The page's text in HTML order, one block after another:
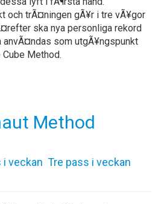
och trÃ¤ningen gÃ¥r i tre vÃ¥gor
ska nya personliga rekord
som utgÃ¥ngspunkt
Method.
Method
i veckan Tre pass i veckan